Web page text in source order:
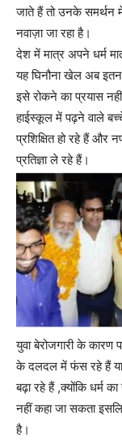
जाते हैं तो उनके समर्थन
नवाज़ा जा रहा है।
देश में मात्र अपने धर्म
यह घिनौना खेल अब
इसे रोकने का प्रयास
हाईस्कूल में पढ़ने वाले
प्रशिक्षित हो रहे हैं
प्रतिज्ञा ले रहे हैं।
युवा बेरोजगारी के
के दलदल में फंस रहे हैं या
बढ़ा रहे हैं ,क्योंकि धर्म
नहीं कहा जा सकता
है।